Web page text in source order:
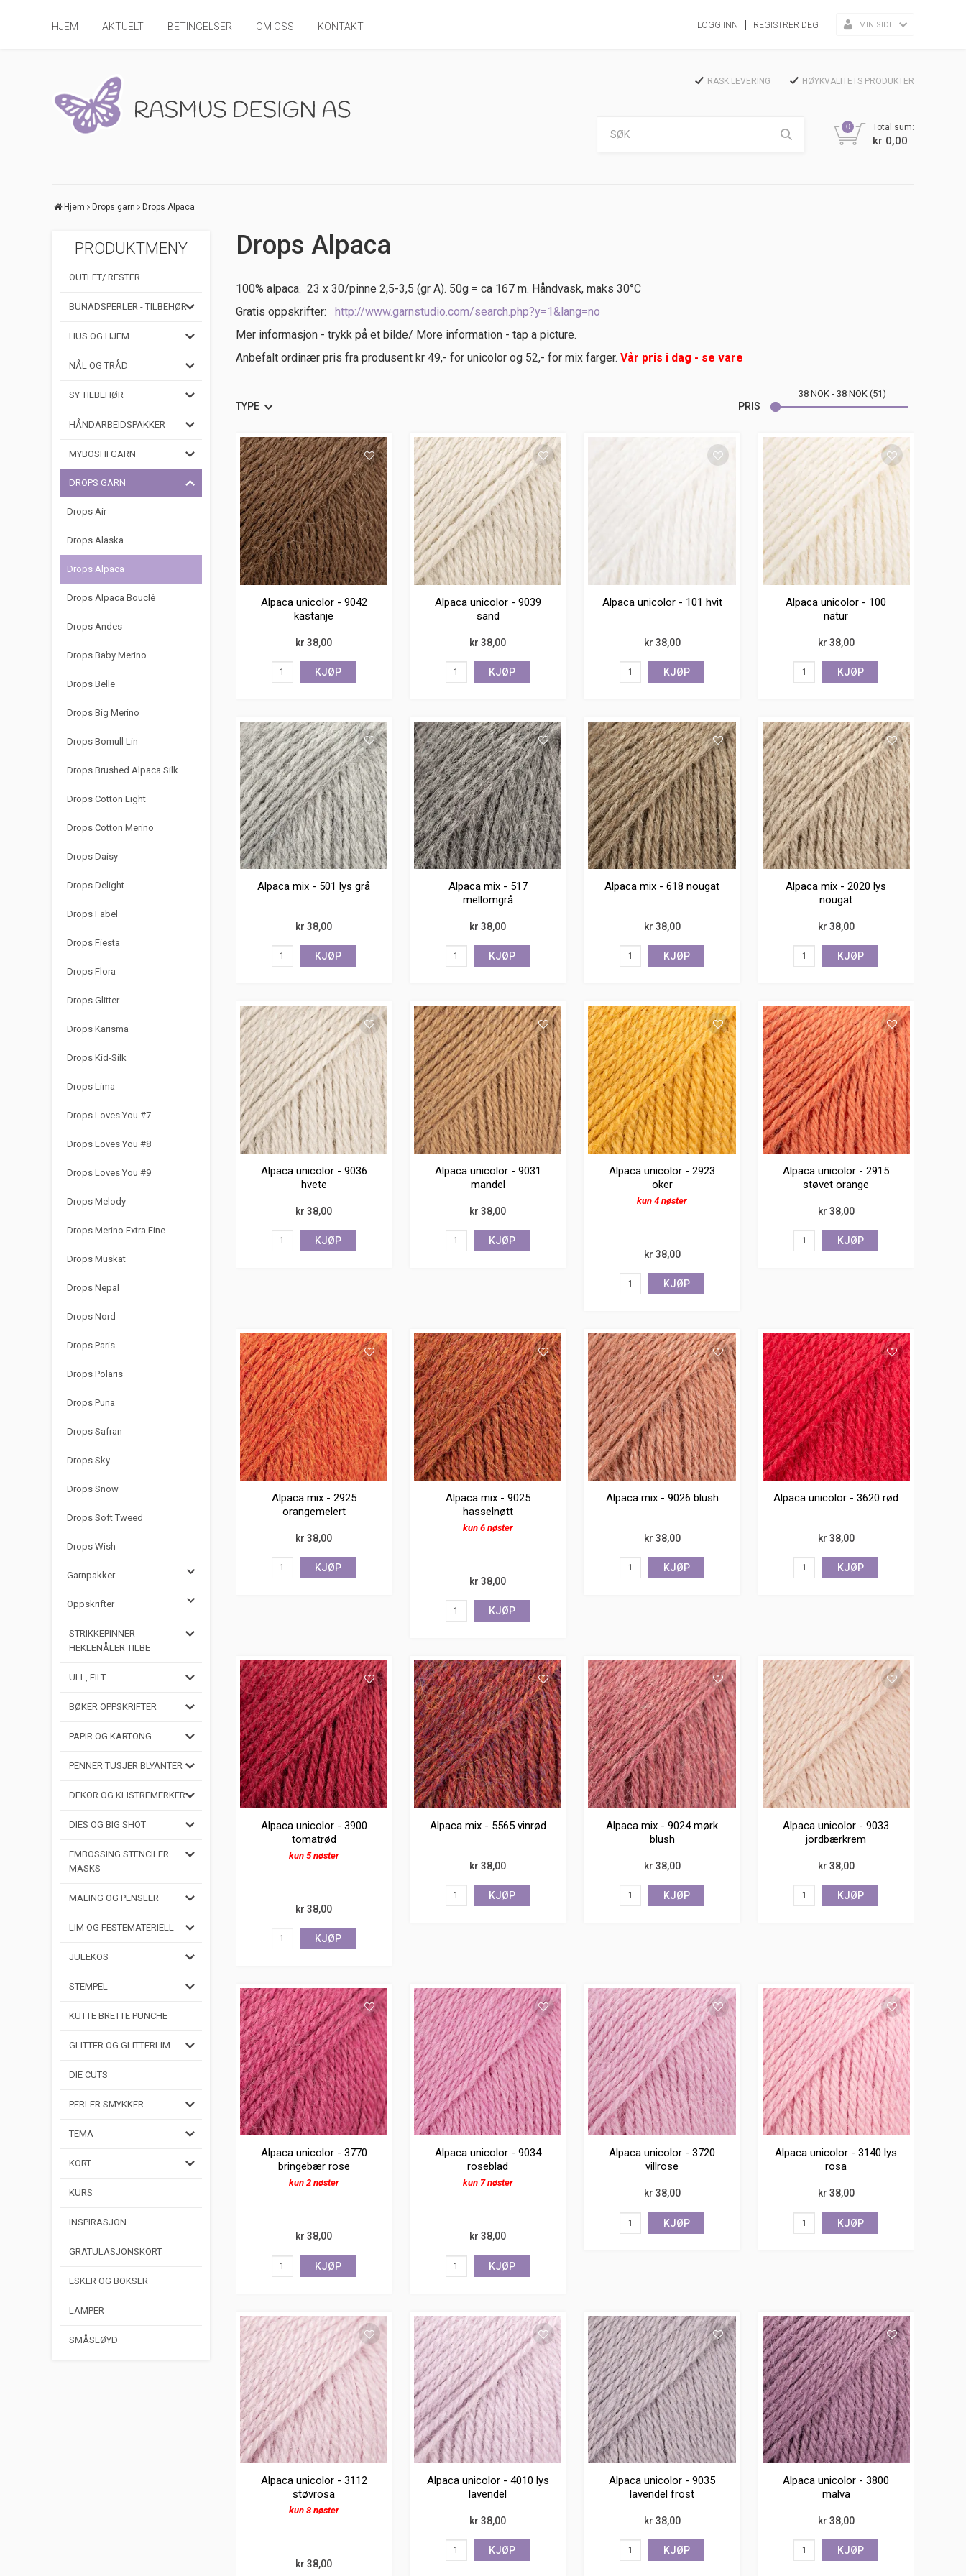
HJEM AKTUELT BETINGELSER OM OSS KONTAKT LOGG INN REGISTRER DEG MIN SIDE
RASK LEVERING HØYKVALITETS PRODUKTER
0 Total sum:
kr 0,00
Hjem Drops garn Drops Alpaca
PRODUKTMENY
OUTLET/ RESTER
BUNADSPERLER - TILBEHØR
HUS OG HJEM
NÅL OG TRÅD
SY TILBEHØR
HÅNDARBEIDSPAKKER
MYBOSHI GARN
DROPS GARN
Drops Air
Drops Alaska
Drops Alpaca
Drops Alpaca Bouclé
Drops Andes
Drops Baby Merino
Drops Belle
Drops Big Merino
Drops Bomull Lin
Drops Brushed Alpaca Silk
Drops Cotton Light
Drops Cotton Merino
Drops Daisy
Drops Delight
Drops Fabel
Drops Fiesta
Drops Flora
Drops Glitter
Drops Karisma
Drops Kid-Silk
Drops Lima
Drops Loves You #7
Drops Loves You #8
Drops Loves You #9
Drops Melody
Drops Merino Extra Fine
Drops Muskat
Drops Nepal
Drops Nord
Drops Paris
Drops Polaris
Drops Puna
Drops Safran
Drops Sky
Drops Snow
Drops Soft Tweed
Drops Wish
Garnpakker
Oppskrifter
STRIKKEPINNER
HEKLENÅLER TILBE
ULL, FILT
BØKER OPPSKRIFTER
PAPIR OG KARTONG
PENNER TUSJER BLYANTER
DEKOR OG KLISTREMERKER
DIES OG BIG SHOT
EMBOSSING STENCILER
MASKS
MALING OG PENSLER
LIM OG FESTEMATERIELL
JULEKOS
STEMPEL
KUTTE BRETTE PUNCHE
GLITTER OG GLITTERLIM
DIE CUTS
PERLER SMYKKER
TEMA
KORT
KURS
INSPIRASJON
GRATULASJONSKORT
ESKER OG BOKSER
LAMPER
SMÅSLØYD
Drops Alpaca
100% alpaca. 23 x 30/pinne 2,5-3,5 (gr A). 50g = ca 167 m. Håndvask, maks 30°C
Gratis oppskrifter:
http://www.garnstudio.com/search.php?y=1&lang=no
Mer informasjon - trykk på et bilde/ More information - tap a picture.
Anbefalt ordinær pris fra produsent kr 49,- for unicolor og 52,- for mix farger. Vår pris i dag - se vare
TYPE PRIS
38 NOK 38 NOK 51
Alpaca unicolor - 9042
kastanje
kr 38,00
KJØP
Alpaca unicolor - 9039
sand
kr 38,00
KJØP
Alpaca unicolor - 101 hvit
kr 38,00
KJØP
Alpaca unicolor - 100
natur
kr 38,00
KJØP
Alpaca mix - 501 lys grå
kr 38,00
KJØP
Alpaca mix - 517
mellomgrå
kr 38,00
KJØP
Alpaca mix - 618 nougat
kr 38,00
KJØP
Alpaca mix - 2020 lys
nougat
kr 38,00
KJØP
Alpaca unicolor - 9036
hvete
kr 38,00
KJØP
Alpaca unicolor - 9031
mandel
kr 38,00
KJØP
Alpaca unicolor - 2923
oker
kun 4 nøster
kr 38,00
KJØP
Alpaca unicolor - 2915
støvet orange
kr 38,00
KJØP
Alpaca mix - 2925
orangemelert
kr 38,00
KJØP
Alpaca mix - 9025
hasselnøtt
kun 6 nøster
kr 38,00
KJØP
Alpaca mix - 9026 blush
kr 38,00
KJØP
Alpaca unicolor - 3620 rød
kr 38,00
KJØP
Alpaca unicolor - 3900
tomatrød
kun 5 nøster
kr 38,00
KJØP
Alpaca mix - 5565 vinrød
kr 38,00
KJØP
Alpaca mix - 9024 mørk
blush
kr 38,00
KJØP
Alpaca unicolor - 9033
jordbærkrem
kr 38,00
KJØP
Alpaca unicolor - 3770
bringebær rose
kun 2 nøster
kr 38,00
KJØP
Alpaca unicolor - 9034
roseblad
kun 7 nøster
kr 38,00
KJØP
Alpaca unicolor - 3720
villrose
kr 38,00
KJØP
Alpaca unicolor - 3140 lys
rosa
kr 38,00
KJØP
Alpaca unicolor - 3112
støvrosa
kun 8 nøster
kr 38,00
Alpaca unicolor - 4010 lys
lavendel
kr 38,00
KJØP
Alpaca unicolor - 9035
lavendel frost
kr 38,00
KJØP
Alpaca unicolor - 3800
malva
kr 38,00
KJØP